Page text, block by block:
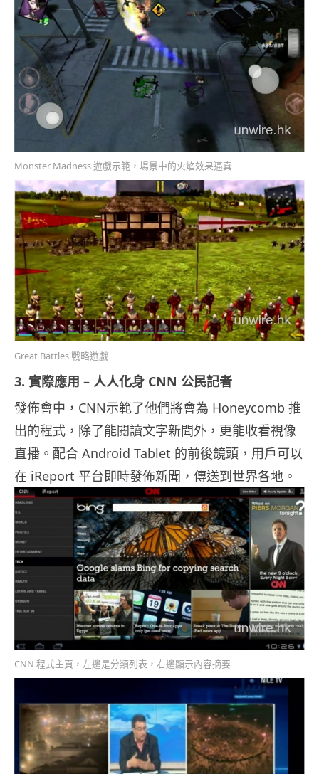
Monster Madness 遊戲示範，場景中的火焰效果逼真
Great Battles 戰略遊戲
3. 實際應用 – 人人化身 CNN 公民記者
發佈會中，CNN示範了他們將會為 Honeycomb 推
出的程式，除了能閱讀文字新聞外，更能收看視像
直播。配合 Android Tablet 的前後鏡頭，用戶可以
在 iReport 平台即時發佈新聞，傳送到世界各地。
CNN 程式主頁，左邊是分類列表，右邊顯示內容摘要